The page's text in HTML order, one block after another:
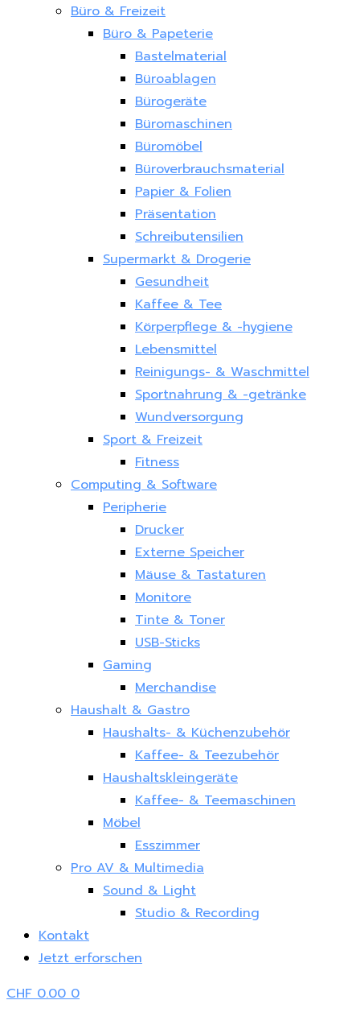
Büro & Freizeit
Büro & Papeterie
Bastelmaterial
Büroablagen
Bürogeräte
Büromaschinen
Büromöbel
Büroverbrauchsmaterial
Papier & Folien
Präsentation
Schreibutensilien
Supermarkt & Drogerie
Gesundheit
Kaffee & Tee
Körperpflege & -hygiene
Lebensmittel
Reinigungs- & Waschmittel
Sportnahrung & -getränke
Wundversorgung
Sport & Freizeit
Fitness
Computing & Software
Peripherie
Drucker
Externe Speicher
Mäuse & Tastaturen
Monitore
Tinte & Toner
USB-Sticks
Gaming
Merchandise
Haushalt & Gastro
Haushalts- & Küchenzubehör
Kaffee- & Teezubehör
Haushaltskleingeräte
Kaffee- & Teemaschinen
Möbel
Esszimmer
Pro AV & Multimedia
Sound & Light
Studio & Recording
Kontakt
Jetzt erforschen
CHF0.00 0